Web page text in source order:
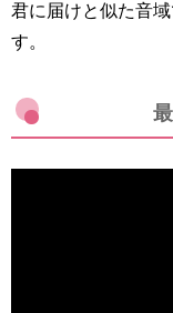
君に届けと似た音
す。